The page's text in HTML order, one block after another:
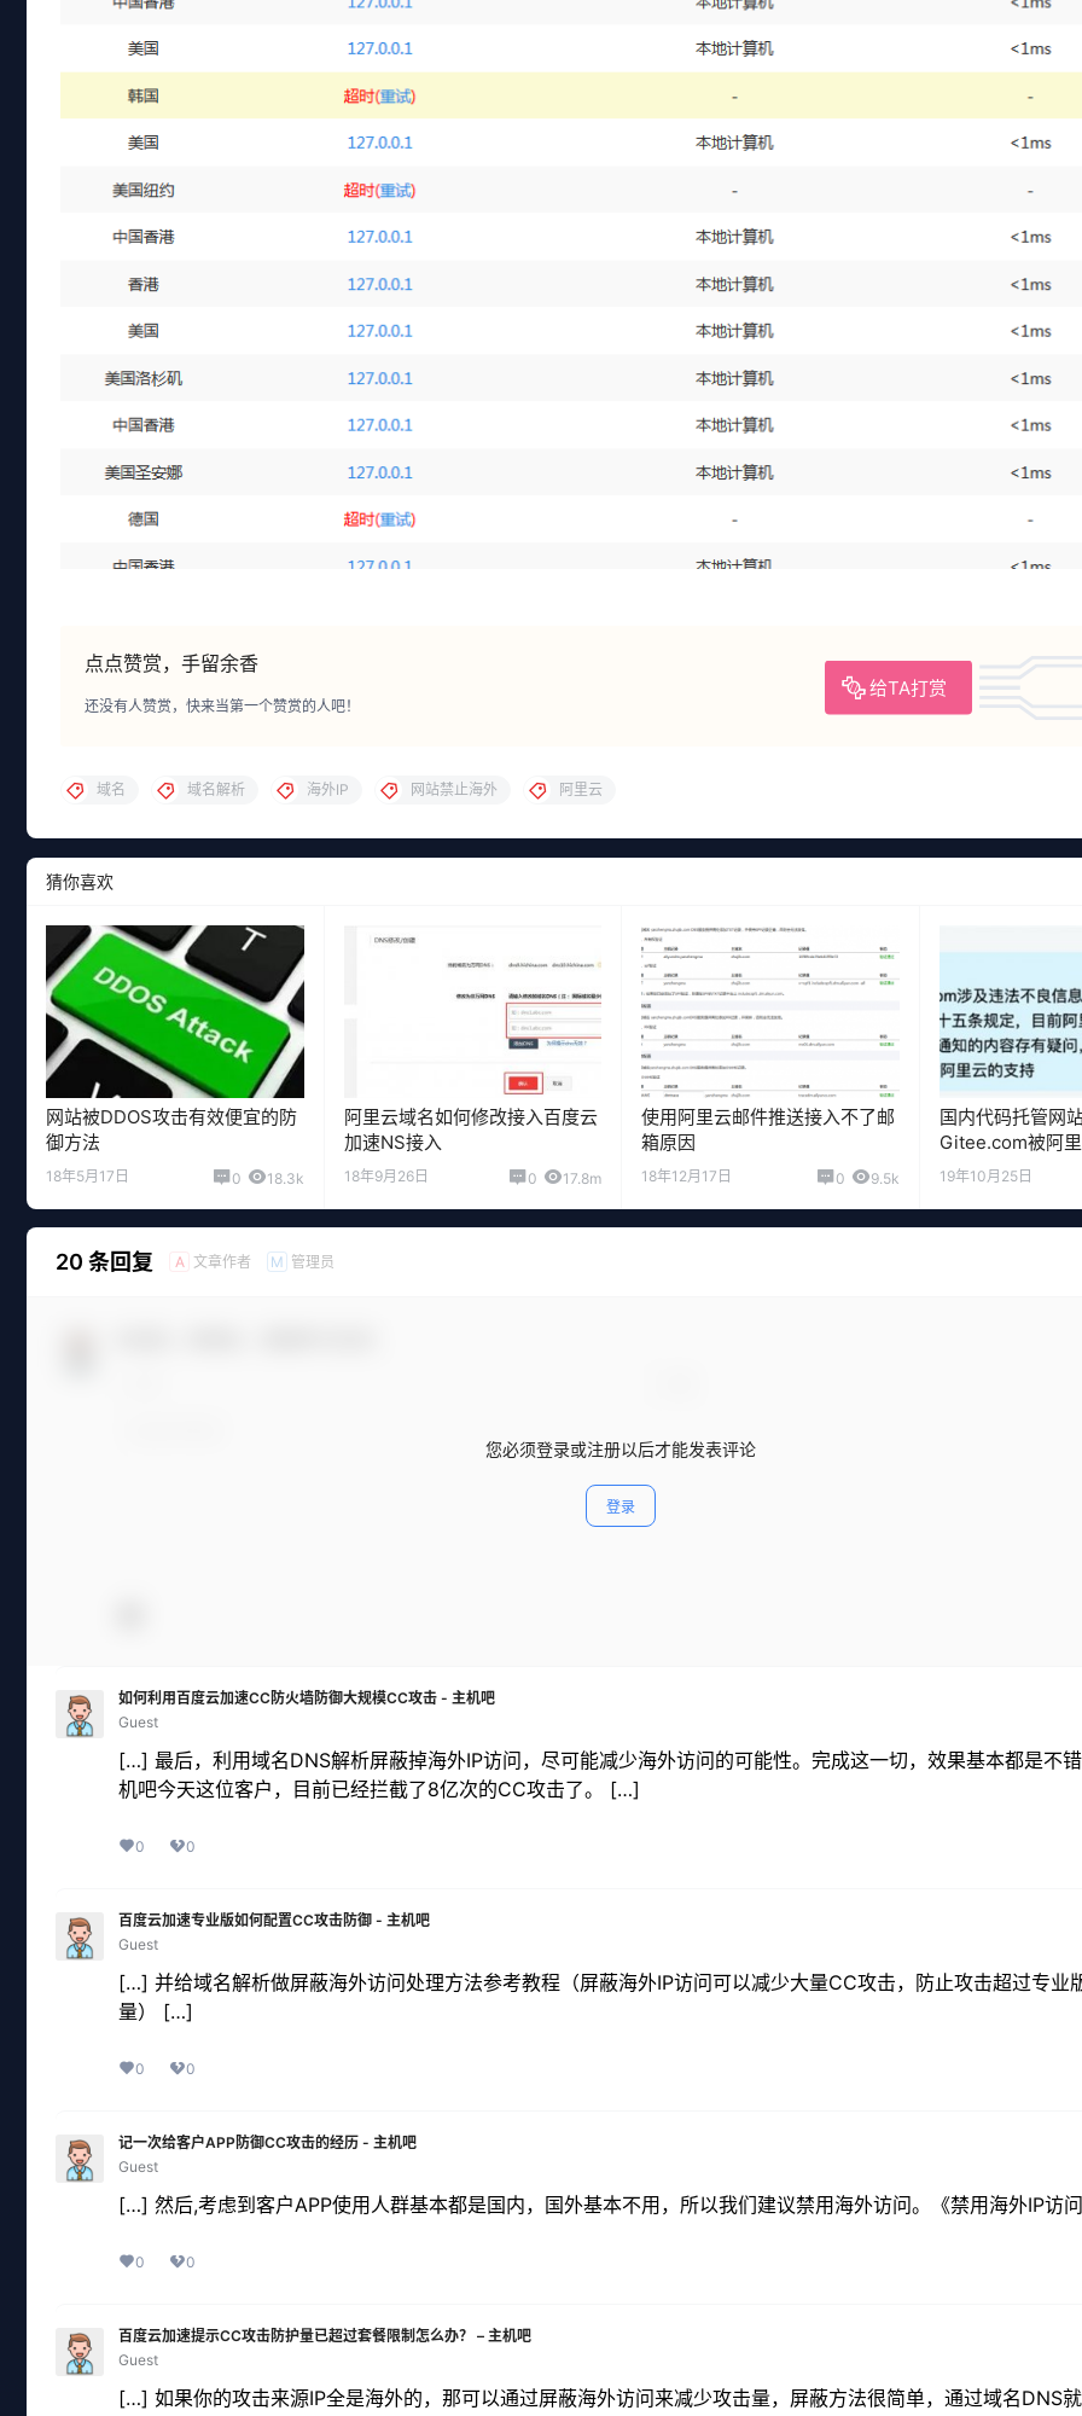
点点赞赏，手留余香
给TA打赏
还没有人赞赏，快来当第一个赞赏的人吧！
域名 域名解析 海外IP 网站禁止海外 阿里云
猜你喜欢
网站被DDOS攻击有效便宜的防
御方法
18年5月17日 0 18.3k
阿里云域名如何修改接入百度云
加速NS接入
18年9月26日 0 17.8m
使用阿里云邮件推送接入不了邮
箱原因
18年12月17日 0 9.5k
国内代码托管网
Gitee.com被阿
析
19年10月25日
20 条回复 A 文章作者 M 管理员
您必须登录或注册以后才能发表评论
登录
如何利用百度云加速CC防火墙防御大规模CC攻击 - 主机吧
Guest
[…] 最后，利用域名DNS解析屏蔽掉海外IP访问，尽可能减少海外访问的可能性。完成这一切，效果基本都是不
机吧今天这位客户，目前已经拦截了8亿次的CC攻击了。 […]
0 0
百度云加速专业版如何配置CC攻击防御 - 主机吧
Guest
[…] 并给域名解析做屏蔽海外访问处理方法参考教程（屏蔽海外IP访问可以减少大量CC攻击，防止攻击超过专业
量） […]
0 0
记一次给客户APP防御CC攻击的经历 - 主机吧
Guest
[…] 然后,考虑到客户APP使用人群基本都是国内，国外基本不用，所以我们建议禁用海外访问。《禁用海外IP访
0 0
百度云加速提示CC攻击防护量已超过套餐限制怎么办？ – 主机吧
Guest
[…] 如果你的攻击来源IP全是海外的，那可以通过屏蔽海外访问来减少攻击量，屏蔽方法很简单，通过域名DNS